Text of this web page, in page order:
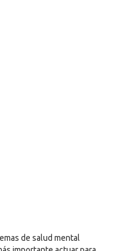
de salud mental